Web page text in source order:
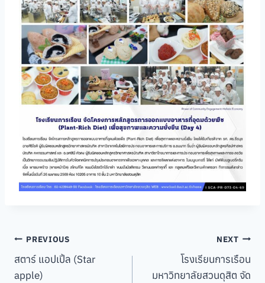
Post
navigation
PREVIOUS
สตาร์ แอปเปิ้ล (Star
apple)
NEXT
โรงเรียนการเรือน
มหาวิทยาลัยสวนดุสิต จัด